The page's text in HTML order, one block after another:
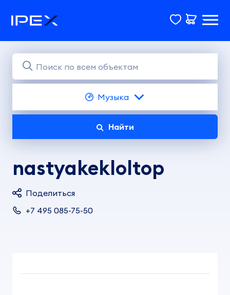
Музыка
Найти
nastyakekloltop
Поделиться
+7 495 085-75-50